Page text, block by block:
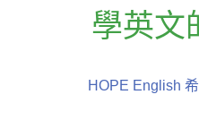
學英文
HOPE English